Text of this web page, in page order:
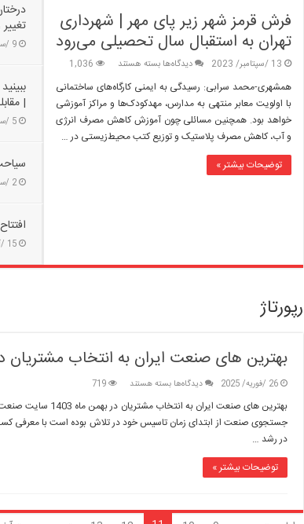
فرش قرمز شهر زیر پای مهر | شهرداری
تهران به استقبال سال تحصیلی می‌رود
13 /سپتامبر/ 2023 دیدگاه‌ها برای
قرمز
شهر
زیر
پای
می‌رود
بسته هستند 1,036
همشهری-محمد سرابی: رسیدگی به ایمنی کارگاه‌های ساختمانی
با اولویت معابر منتهی به مدارس، مهدکودک‌ها و مراکز آموزشی
خواهد بود. همچنین مسائلی چون آموزش کاهش مصرف انرژی
و آب، کاهش مصرف پلاستیک و توزیع کتب محیط‌زیستی در …
توضیحات بیشتر »
9 /سپتامبر/ 2023
|
5 /سپتامبر/ 2023
2 /سپتامبر/ 2023
افتتاح بوستان ۱۰
15 /آگوست/ 2023
رپورتاژ
بهترین های صنعت ایران به انتخاب مشتریان در
26 /فوریه/ 2025 دیدگاه‌ها برای
های
صنعت
بسته هستند 719
بهترین های صنعت
جستجوی صنعت از ابتدای زمان تاسیس خود در تلاش بوده است با معرفی
در رشد …
توضیحات بیشتر »